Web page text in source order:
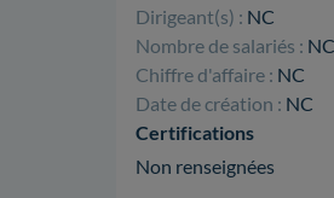
Dirigeant(s) : NC
Nombre de salariés : NC
Chiffre d'affaire : NC
Date de création : NC
Certifications
Non renseignées